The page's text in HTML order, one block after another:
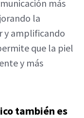
más
la
y amplificando
que la piel
y más
también es